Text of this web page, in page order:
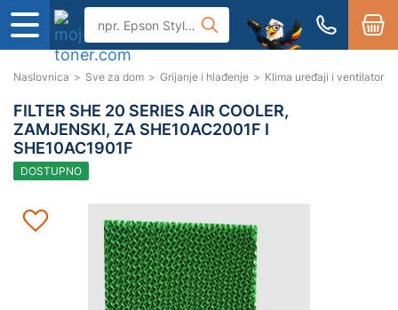
Naslovnica > Sve za dom > Grijanje i hlađenje > Klima uređaji i ventilatori
FILTER SHE 20 SERIES AIR COOLER,
ZAMJENSKI, ZA SHE10AC2001F I
SHE10AC1901F
DOSTUPNO